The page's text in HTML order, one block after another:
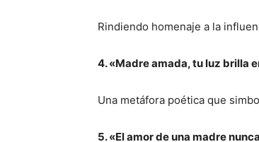
Rindiendo homenaje a la
4. «Madre amada, tu luz brilla
Una metáfora poética que
5. «El amor de una madre